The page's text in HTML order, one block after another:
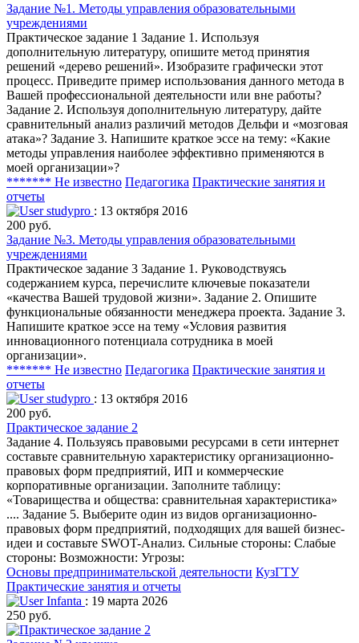
Задание №1. Методы управления образовательными
учреждениями
Практическое задание 1 Задание 1. Используя
дополнительную литературу, опишите метод принятия
решений «дерево решений». Изобразите графически этот
процесс. Приведите пример использования данного метода в
Вашей профессиональной деятельности или вне работы?
Задание 2. Используя дополнительную литературу, дайте
сравнительный анализ различий методов Дельфи и «мозговая
атака»? Задание 3. Напишите краткое эссе на тему: «Какие
методы управления наиболее эффективно применяются в
моей организации»?
******* Не известно Педагогика Практические занятия и
отчеты
studypro : 13 октября 2016
200 руб.
Задание №3. Методы управления образовательными
учреждениями
Практическое задание 3 Задание 1. Руководствуясь
содержанием курса, перечислите ключевые показатели
«качества Вашей трудовой жизни». Задание 2. Опишите
функциональные обязанности менеджера проекта. Задание 3.
Напишите краткое эссе на тему «Условия развития
инновационного потенциала сотрудника в моей
организации».
******* Не известно Педагогика Практические занятия и
отчеты
studypro : 13 октября 2016
200 руб.
Практическое задание 2
Задание 4. Пользуясь правовыми ресурсами в сети интернет
составьте сравнительную характеристику организационно-
правовых форм предприятий, ИП и коммерческие
корпоративные организации. Заполните таблицу:
«Товарищества и общества: сравнительная характеристика»
.... Задание 5. Выберите один из видов организационно-
правовых форм предприятий, подходящих для вашей бизнес-
идеи и составьте SWOT-Анализ. Сильные стороны: Слабые
стороны: Возможности: Угрозы:
Основы предпринимательской деятельности КузГТУ
Практические занятия и отчеты
Infanta : 19 марта 2026
250 руб.